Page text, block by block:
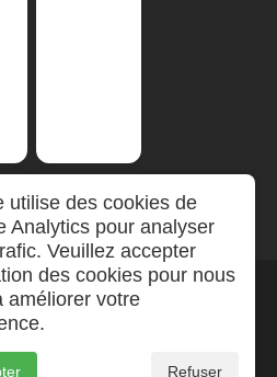
utilise des cookies de
Analytics pour analyser
Veuillez accepter
des cookies pour nous
améliorer votre
Refuser